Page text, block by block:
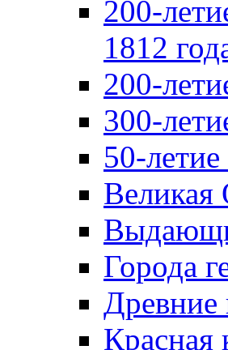
200-
1812
200-
300-
50-
Великая
Города
Древние
Красная